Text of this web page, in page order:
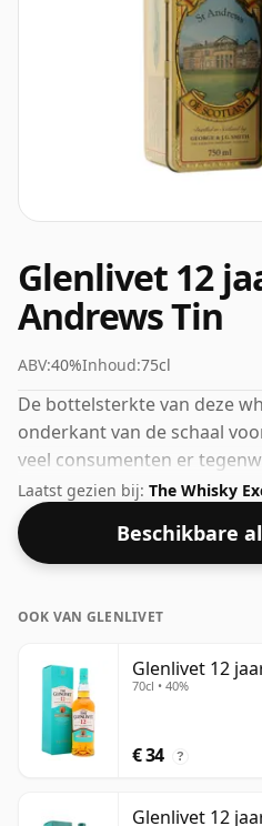
Glenlivet 12
Andrews Tin
ABV:40%Inhoud:75cl
De bottelsterkte van deze
onderkant van de schaal
veel consumenten er
producenten dichter bij de
nog steeds enkele fijne
sterkte.
Laatst gezien bij: The Whisky
Beschikbare
OOK VAN GLENLIVET
Glenlivet 12
70cl • 40%
€ 34 ?
Glenlivet 12